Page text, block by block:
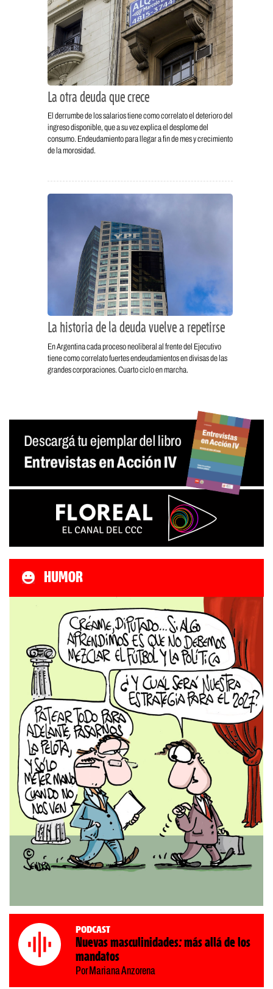
La otra deuda que crece
El derrumbe de los salarios tiene como correlato el deterioro del
ingreso disponible, que a su vez explica el desplome del
consumo. Endeudamiento para llegar a fin de mes y crecimiento
de la morosidad.
La historia de la deuda vuelve a repetirse
En Argentina cada proceso neoliberal al frente del Ejecutivo
tiene como correlato fuertes endeudamientos en divisas de las
grandes corporaciones. Cuarto ciclo en marcha.
HUMOR
Podcast
Nuevas masculinidades: más allá de los
mandatos
Por Mariana Anzorena